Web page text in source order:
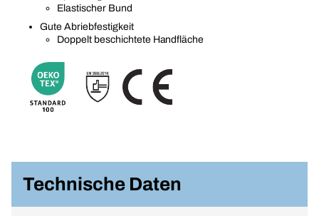
Elastischer Bund
Gute Abriebfestigkeit
Doppelt beschichtete Handfläche
Technische Daten